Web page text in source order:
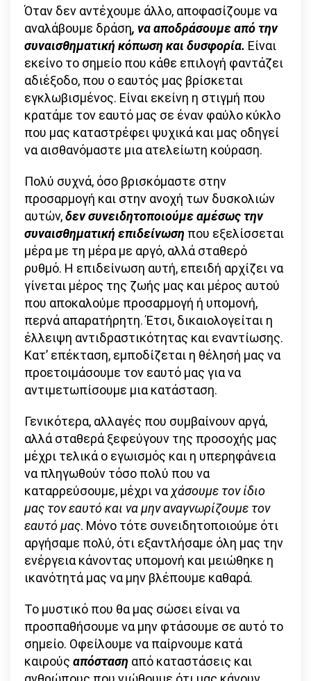
Όταν δεν αντέχουμε άλλο, αποφασίζουμε να
αναλάβουμε δράση, να αποδράσουμε από την
συναισθηματική κόπωση και δυσφορία. Είναι
εκείνο το σημείο που κάθε επιλογή φαντάζει
αδιέξοδο, που ο εαυτός μας βρίσκεται
εγκλωβισμένος. Είναι εκείνη η στιγμή που
κρατάμε τον εαυτό μας σε έναν φαύλο κύκλο
που μας καταστρέφει ψυχικά και μας οδηγεί
να αισθανόμαστε μια ατελείωτη κούραση.
Πολύ συχνά, όσο βρισκόμαστε στην
προσαρμογή και στην ανοχή των δυσκολιών
αυτών,δεν συνειδητοποιούμε αμέσως την
συναισθηματική επιδείνωση που εξελίσσεται
μέρα με τη μέρα με αργό, αλλά σταθερό
ρυθμό. Η επιδείνωση αυτή, επειδή αρχίζει να
γίνεται μέρος της ζωής μας και μέρος αυτού
που αποκαλούμε προσαρμογή ή υπομονή,
περνά απαρατήρητη. Έτσι, δικαιολογείται η
έλλειψη αντιδραστικότητας και εναντίωσης.
Κατ’ επέκταση, εμποδίζεται η θέλησή μας να
προετοιμάσουμε τον εαυτό μας για να
αντιμετωπίσουμε μια κατάσταση.
Γενικότερα, αλλαγές που συμβαίνουν αργά,
αλλά σταθερά ξεφεύγουν της προσοχής μας
μέχρι τελικά ο εγωισμός και η υπερηφάνεια
να πληγωθούν τόσο πολύ που να
καταρρεύσουμε, μέχρι ναχάσουμε τον ίδιο
μας τον εαυτό και να μην αναγνωρίζουμε τον
εαυτό μας. Μόνο τότε συνειδητοποιούμε ότι
αργήσαμε πολύ, ότι εξαντλήσαμε όλη μας την
ενέργεια κάνοντας υπομονή και μειώθηκε η
ικανότητά μας να μην βλέπουμε καθαρά.
Το μυστικό που θα μας σώσει είναι να
προσπαθήσουμε να μην φτάσουμε σε αυτό το
σημείο. Οφείλουμε να παίρνουμε κατά
καιρούς απόσταση από καταστάσεις και